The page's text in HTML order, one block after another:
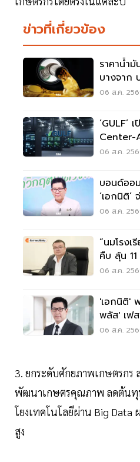
ข่าวที่เกี่ยวข้อง
ราคาน้ำ
บางจาก
06 ส.ค.
‘GULF’
Center-AI’ ตั้งเป้ารายได้
เดินหน้า
06 ส.ค.
บอนด์ออ
‘เอกนิติ’
ก.ย.นี้
06 ส.ค.
“นมโรง
คืบ ลุ้น 11 ส.ค. ครม. อนุมัติขยาย
ถึง ม.3
06 ส.ค.
'เอกนิติ'
พลัส' เฟ
สูตรคืน 'ค
06 ส.ค.
3. ยกระดับศักยภาพเกษตรกร
พัฒนาเกษตรคุณภาพ ลดต้นทุ
โยงเทคโนโลยีผ่าน Big
สูง